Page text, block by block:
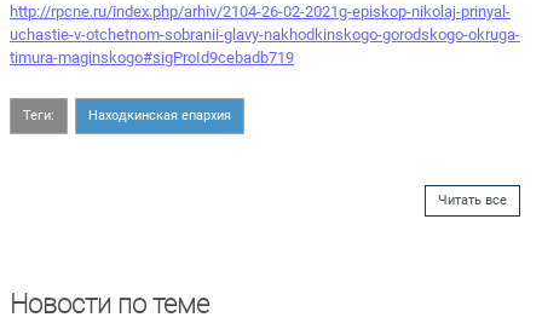
http://rpcne.ru/index.php/arhiv/2104-26-02-2021g-episkop-nikolaj-prinyal-
uchastie-v-otchetnom-sobranii-glavy-nakhodkinskogo-gorodskogo-okruga-
timura-maginskogo#sigProId9cebadb719
Теги: Находкинская епархия
Читать все
Новости по теме